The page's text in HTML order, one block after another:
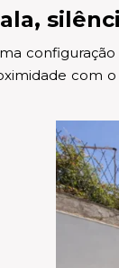
com